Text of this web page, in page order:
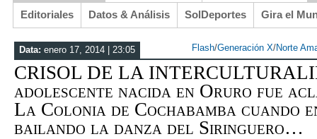
Editoriales Datos & Análisis SolDeportes Gira el
Data: enero 17, 2014 | 23:05 Flash/Generación X/Norte
CRISOL DE LA
adolescente nacida en Oruro fue
La Colonia de Cochabamba cuando
bailando la danza del Siringuero…